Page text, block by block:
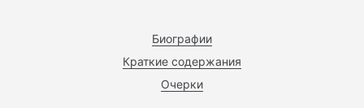
Биографии
Краткие содержания
Очерки